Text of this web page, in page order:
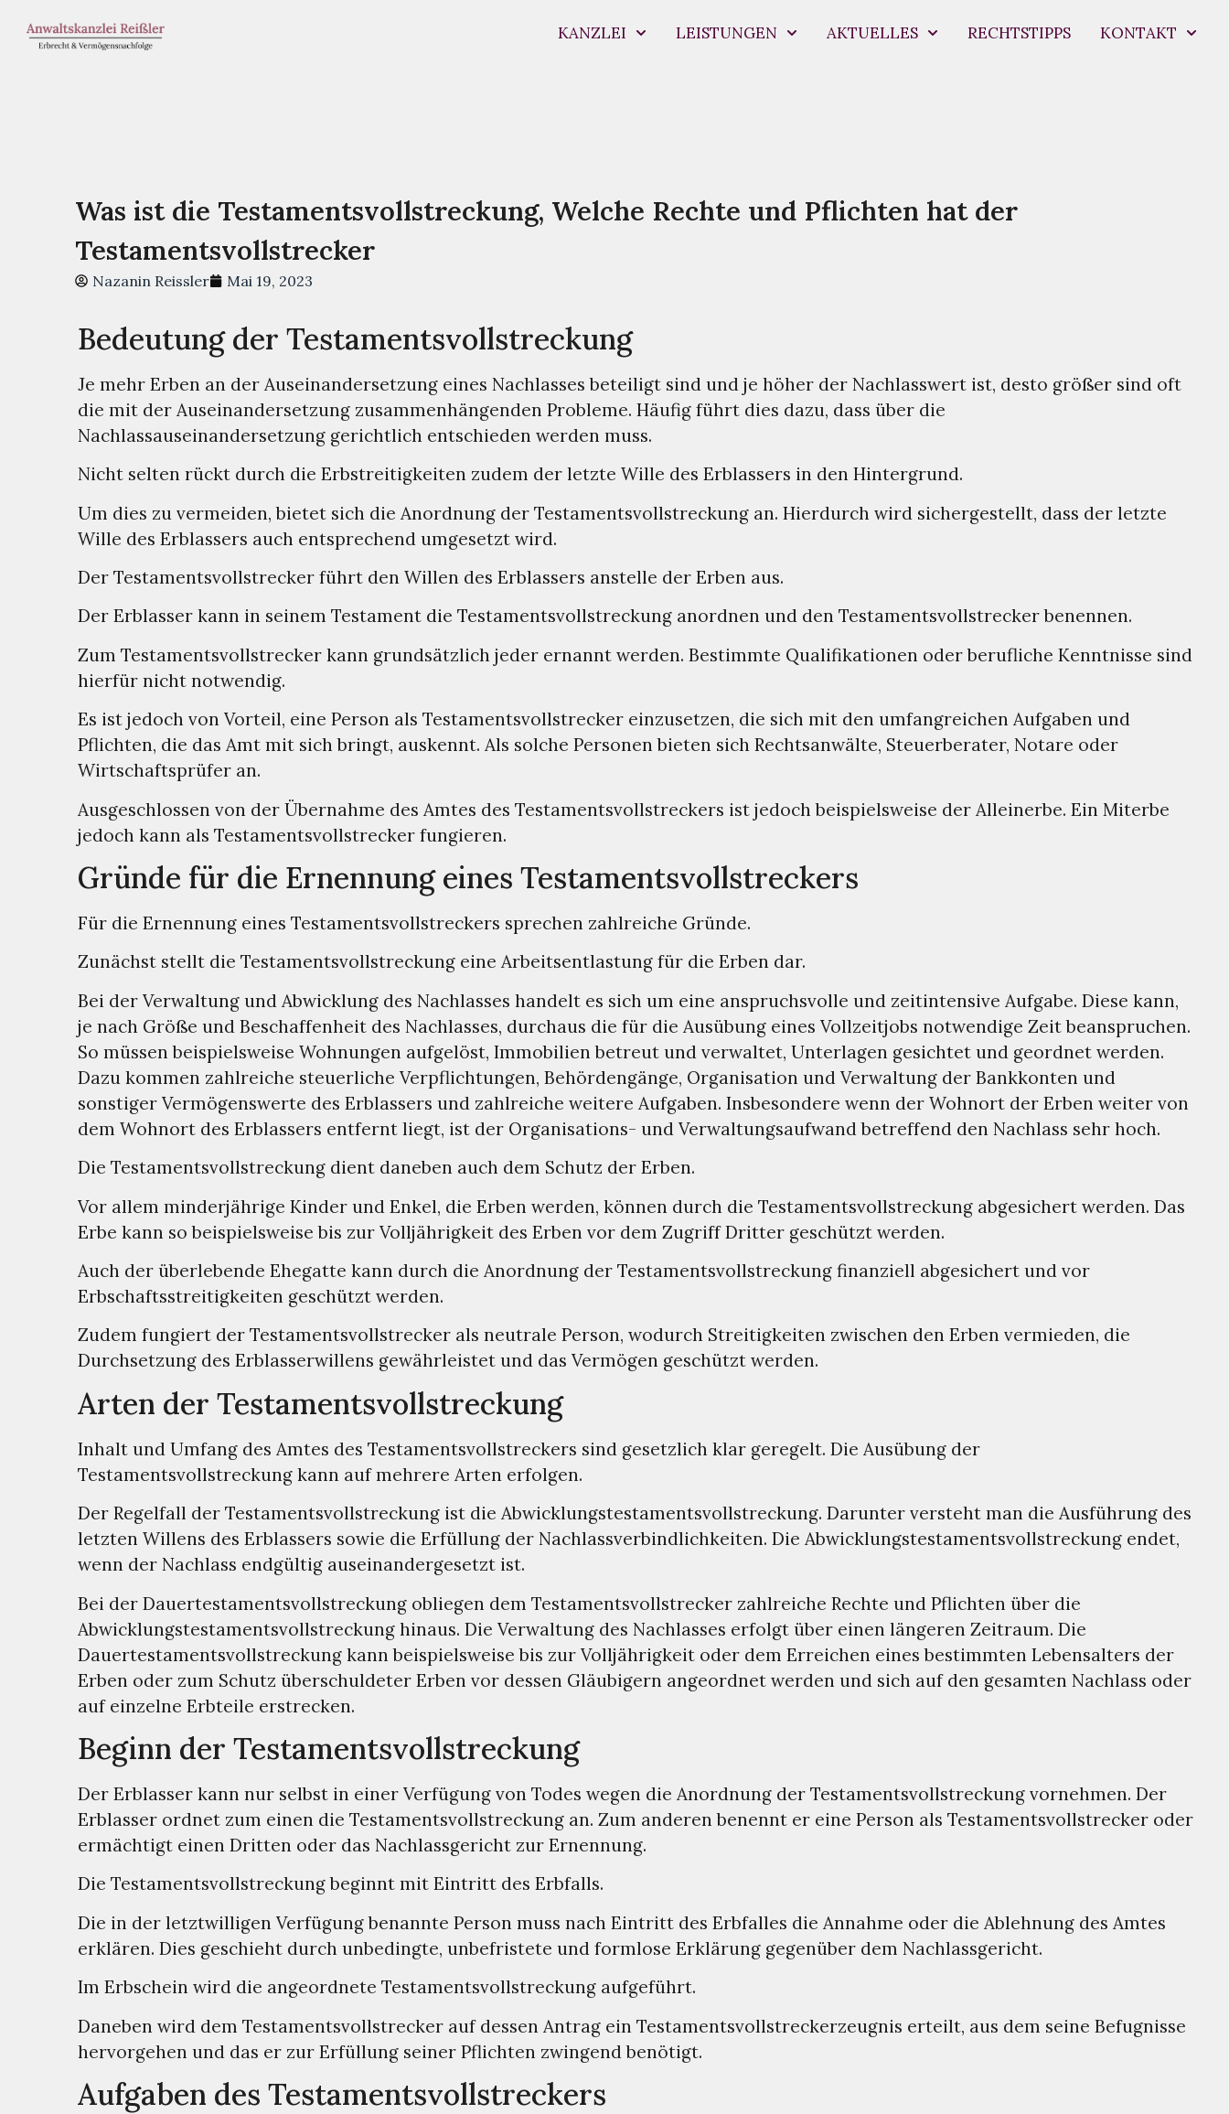
KANZLEI LEISTUNGEN AKTUELLES RECHTSTIPPS KONTAKT
Was ist die Testamentsvollstreckung, Welche Rechte und Pflichten hat der
Testamentsvollstrecker
Nazanin Reissler Mai 19, 2023
Bedeutung der Testamentsvollstreckung
Je mehr Erben an der Auseinandersetzung eines Nachlasses beteiligt sind und je höher der Nachlasswert ist, desto größer sind oft
die mit der Auseinandersetzung zusammenhängenden Probleme. Häufig führt dies dazu, dass über die
Nachlassauseinandersetzung gerichtlich entschieden werden muss.
Nicht selten rückt durch die Erbstreitigkeiten zudem der letzte Wille des Erblassers in den Hintergrund.
Um dies zu vermeiden, bietet sich die Anordnung der Testamentsvollstreckung an. Hierdurch wird sichergestellt, dass der letzte
Wille des Erblassers auch entsprechend umgesetzt wird.
Der Testamentsvollstrecker führt den Willen des Erblassers anstelle der Erben aus.
Der Erblasser kann in seinem Testament die Testamentsvollstreckung anordnen und den Testamentsvollstrecker benennen.
Zum Testamentsvollstrecker kann grundsätzlich jeder ernannt werden. Bestimmte Qualifikationen oder berufliche Kenntnisse sind
hierfür nicht notwendig.
Es ist jedoch von Vorteil, eine Person als Testamentsvollstrecker einzusetzen, die sich mit den umfangreichen Aufgaben und
Pflichten, die das Amt mit sich bringt, auskennt. Als solche Personen bieten sich Rechtsanwälte, Steuerberater, Notare oder
Wirtschaftsprüfer an.
Ausgeschlossen von der Übernahme des Amtes des Testamentsvollstreckers ist jedoch beispielsweise der Alleinerbe. Ein Miterbe
jedoch kann als Testamentsvollstrecker fungieren.
Gründe für die Ernennung eines Testamentsvollstreckers
Für die Ernennung eines Testamentsvollstreckers sprechen zahlreiche Gründe.
Zunächst stellt die Testamentsvollstreckung eine Arbeitsentlastung für die Erben dar.
Bei der Verwaltung und Abwicklung des Nachlasses handelt es sich um eine anspruchsvolle und zeitintensive Aufgabe. Diese kann,
je nach Größe und Beschaffenheit des Nachlasses, durchaus die für die Ausübung eines Vollzeitjobs notwendige Zeit beanspruchen.
So müssen beispielsweise Wohnungen aufgelöst, Immobilien betreut und verwaltet, Unterlagen gesichtet und geordnet werden.
Dazu kommen zahlreiche steuerliche Verpflichtungen, Behördengänge, Organisation und Verwaltung der Bankkonten und
sonstiger Vermögenswerte des Erblassers und zahlreiche weitere Aufgaben. Insbesondere wenn der Wohnort der Erben weiter von
dem Wohnort des Erblassers entfernt liegt, ist der Organisations- und Verwaltungsaufwand betreffend den Nachlass sehr hoch.
Die Testamentsvollstreckung dient daneben auch dem Schutz der Erben.
Vor allem minderjährige Kinder und Enkel, die Erben werden, können durch die Testamentsvollstreckung abgesichert werden. Das
Erbe kann so beispielsweise bis zur Volljährigkeit des Erben vor dem Zugriff Dritter geschützt werden.
Auch der überlebende Ehegatte kann durch die Anordnung der Testamentsvollstreckung finanziell abgesichert und vor
Erbschaftsstreitigkeiten geschützt werden.
Zudem fungiert der Testamentsvollstrecker als neutrale Person, wodurch Streitigkeiten zwischen den Erben vermieden, die
Durchsetzung des Erblasserwillens gewährleistet und das Vermögen geschützt werden.
Arten der Testamentsvollstreckung
Inhalt und Umfang des Amtes des Testamentsvollstreckers sind gesetzlich klar geregelt. Die Ausübung der
Testamentsvollstreckung kann auf mehrere Arten erfolgen.
Der Regelfall der Testamentsvollstreckung ist die Abwicklungstestamentsvollstreckung. Darunter versteht man die Ausführung des
letzten Willens des Erblassers sowie die Erfüllung der Nachlassverbindlichkeiten. Die Abwicklungstestamentsvollstreckung endet,
wenn der Nachlass endgültig auseinandergesetzt ist.
Bei der Dauertestamentsvollstreckung obliegen dem Testamentsvollstrecker zahlreiche Rechte und Pflichten über die
Abwicklungstestamentsvollstreckung hinaus. Die Verwaltung des Nachlasses erfolgt über einen längeren Zeitraum. Die
Dauertestamentsvollstreckung kann beispielsweise bis zur Volljährigkeit oder dem Erreichen eines bestimmten Lebensalters der
Erben oder zum Schutz überschuldeter Erben vor dessen Gläubigern angeordnet werden und sich auf den gesamten Nachlass oder
auf einzelne Erbteile erstrecken.
Beginn der Testamentsvollstreckung
Der Erblasser kann nur selbst in einer Verfügung von Todes wegen die Anordnung der Testamentsvollstreckung vornehmen. Der
Erblasser ordnet zum einen die Testamentsvollstreckung an. Zum anderen benennt er eine Person als Testamentsvollstrecker oder
ermächtigt einen Dritten oder das Nachlassgericht zur Ernennung.
Die Testamentsvollstreckung beginnt mit Eintritt des Erbfalls.
Die in der letztwilligen Verfügung benannte Person muss nach Eintritt des Erbfalles die Annahme oder die Ablehnung des Amtes
erklären. Dies geschieht durch unbedingte, unbefristete und formlose Erklärung gegenüber dem Nachlassgericht.
Im Erbschein wird die angeordnete Testamentsvollstreckung aufgeführt.
Daneben wird dem Testamentsvollstrecker auf dessen Antrag ein Testamentsvollstreckerzeugnis erteilt, aus dem seine Befugnisse
hervorgehen und das er zur Erfüllung seiner Pflichten zwingend benötigt.
Aufgaben des Testamentsvollstreckers